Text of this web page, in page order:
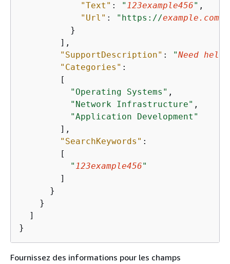
"Text" : " 123example456" ,
"Url" : "https://example.com/
          }
        ],
"SupportDescription" : "Need
"Categories" :
        [
"Operating Systems" ,
"Network Infrastructure" ,
"Application Development"
        ],
"SearchKeywords" :
        [
" 123example456"
        ]
      }
    }
  ]
}
Fournissez des informations pour les champs